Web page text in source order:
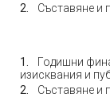
Съставяне и
Годишни
изисквания и
Съставяне и